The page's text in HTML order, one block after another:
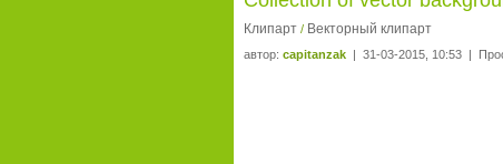
Клипарт / Векторный клипарт
автор: capitanzak | 31-03-2015, 10:53 |